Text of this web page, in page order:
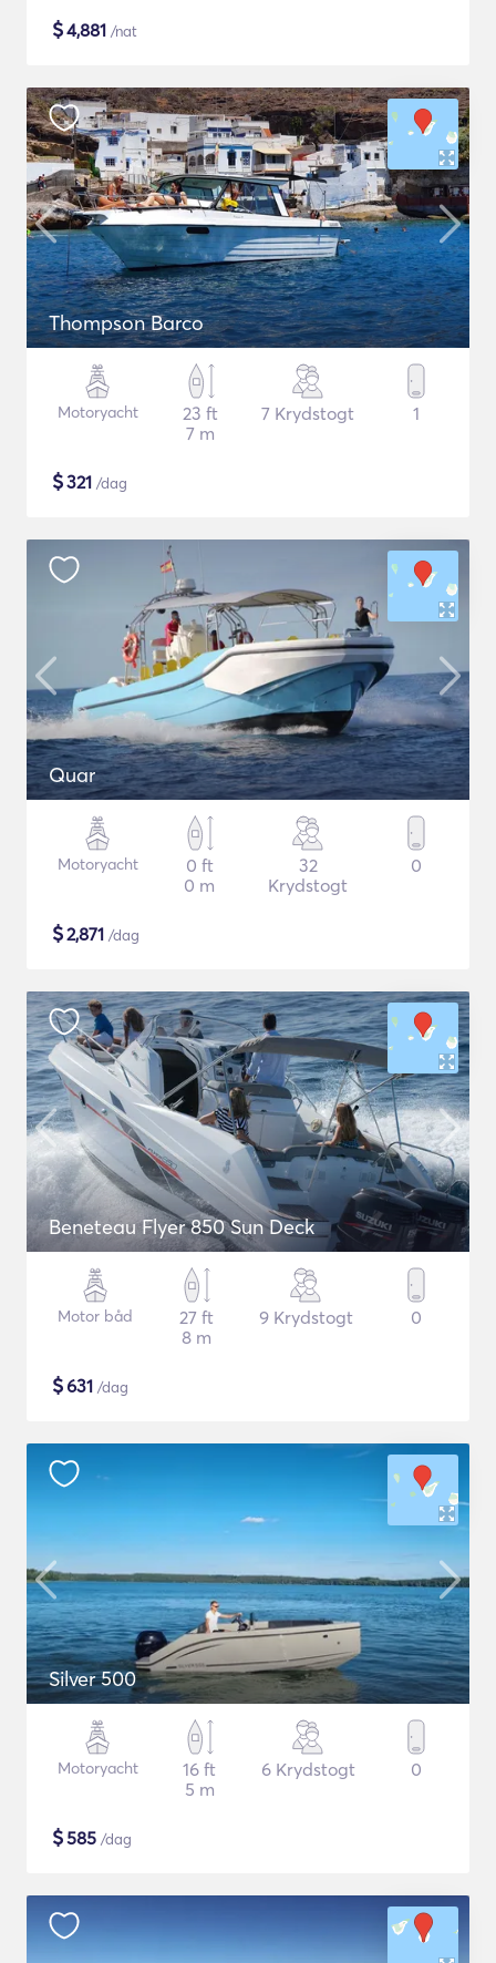
$4,881 /nat
Thompson Barco
Motoryacht
23 ft
7 m
7 Krydstogt 1
$321 /dag
Quar
Motoryacht
0 ft
0 m
32
Krydstogt
0
$2,871 /dag
Beneteau Flyer 850 Sun Deck
Motor båd
27 ft
8 m
9 Krydstogt 0
$631 /dag
Silver 500
Motoryacht
16 ft
5 m
6 Krydstogt 0
$585 /dag